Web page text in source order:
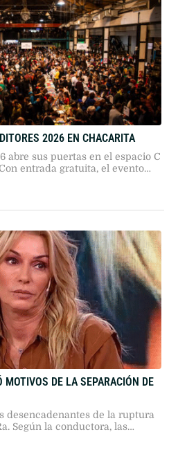
2026 EN CHACARITA
abre sus puertas en el espacio C
entrada gratuita, el evento
independientes, invitados
MOTIVOS DE LA SEPARACIÓN DE
desencadenantes de la ruptura
Según la conductora, las
y proyectos personales